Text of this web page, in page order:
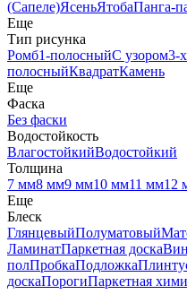
(Сапеле)ЯсеньЯтобаПанга-
Еще
Тип рисунка
Ромб1-полосныйС узором3-
полосныйКвадратКамень
Еще
Фаска
Без фаски
Водостойкость
ВлагостойкийВодостойкий
Толщина
7 мм8 мм9 мм10 мм11 мм12
Еще
Блеск
ГлянцевыйПолуматовый
ЛаминатПаркетная доска
полПробкаПодложка
доскаПорогиПаркетная